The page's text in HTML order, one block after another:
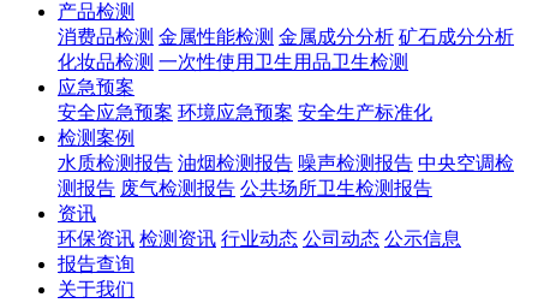
产品检测
消费品检测 金属性能检测 金属成分分析 矿石成分分析
化妆品检测 一次性使用卫生用品卫生检测
应急预案
安全应急预案 环境应急预案 安全生产标准化
检测案例
水质检测报告 油烟检测报告 噪声检测报告 中央空调检
测报告 废气检测报告 公共场所卫生检测报告
资讯
环保资讯 检测资讯 行业动态 公司动态 公示信息
报告查询
关于我们